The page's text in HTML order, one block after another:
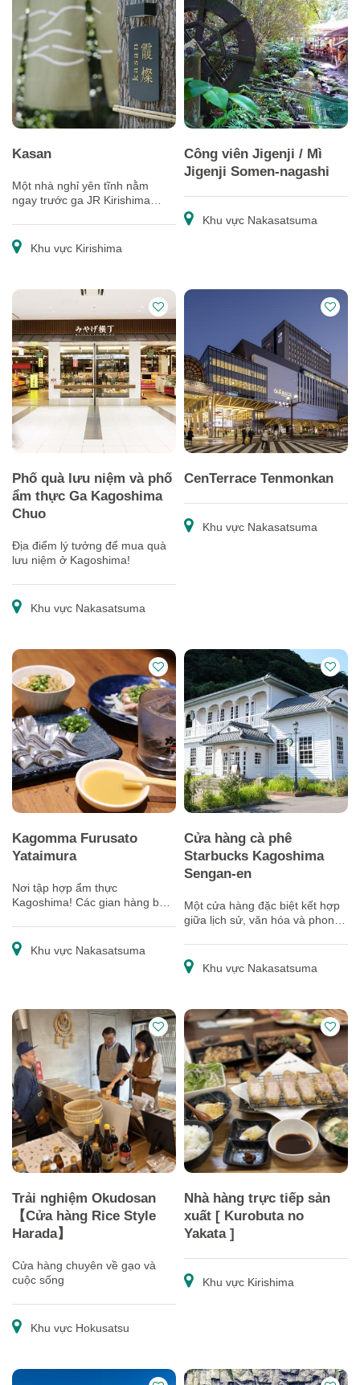
Kasan
Một nhà nghỉ yên tĩnh nằm
ngay trước ga JR Kirishima
Khu vực Kirishima
Công viên Jigenji / Mì
Jigenji Somen-nagashi
Khu vực Nakasatsuma
Phố quà lưu niệm và phố
ẩm thực Ga Kagoshima
Chuo
Địa điểm lý tưởng để mua quà
lưu niệm ở Kagoshima!
Khu vực Nakasatsuma
CenTerrace Tenmonkan
Khu vực Nakasatsuma
Kagomma Furusato
Yataimura
Nơi tập hợp ẩm thực
Kagoshima! Các gian hàng bán
Khu vực Nakasatsuma
Cửa hàng cà phê
Starbucks Kagoshima
Sengan-en
Một cửa hàng đặc biệt kết hợp
giữa lịch sử, văn hóa và phong
Khu vực Nakasatsuma
Trải nghiệm Okudosan
【Cửa hàng Rice Style
Harada】
Cửa hàng chuyên về gạo và
cuộc sống
Khu vực Hokusatsu
Nhà hàng trực tiếp sản
xuất [ Kurobuta no
Yakata ]
Khu vực Kirishima